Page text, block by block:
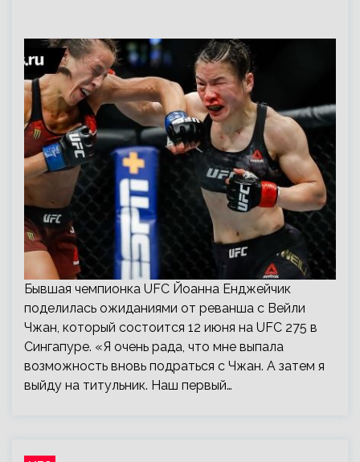
Бывшая чемпионка UFC Йоанна Енджейчик
поделилась ожиданиями от реванша с Вейли
Чжан, который состоится 12 июня на UFC 275 в
Сингапуре. «Я очень рада, что мне выпала
возможность вновь подраться с Чжан. А затем я
выйду на титульник. Наш первый…